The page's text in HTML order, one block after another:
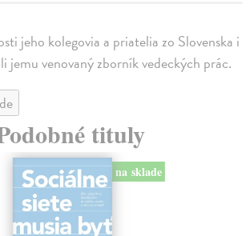
jeho kolegovia a priatelia zo Slovenska i
jemu venovaný zborník vedeckých prác.
tituly
na sklade